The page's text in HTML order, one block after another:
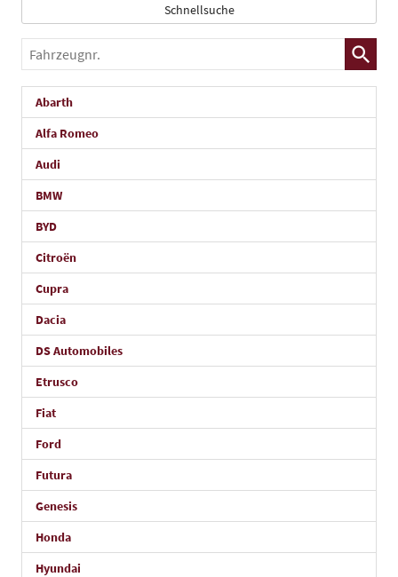
Schnellsuche
Fahrzeugnr.
Abarth
Alfa Romeo
Audi
BMW
BYD
Citroën
Cupra
Dacia
DS Automobiles
Etrusco
Fiat
Ford
Futura
Genesis
Honda
Hyundai